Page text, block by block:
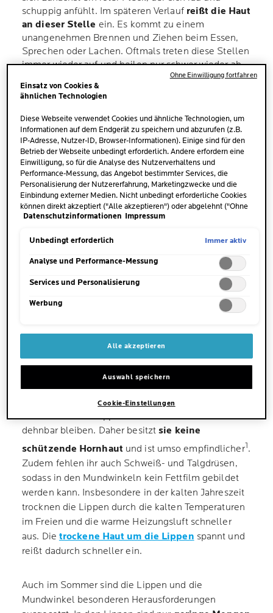
schuppig anfühlt. Im späteren Verlauf reißt die Haut
an dieser Stelle ein. Es kommt zu einem
unangenehmen Brennen und Ziehen beim Essen,
Sprechen oder Lachen. Oftmals treten diese Stellen
immer wieder auf und heilen nur schwer wieder ab.
Umso wichtiger ist es, dass du dieses Hautanliegen
schnell in den Griff bekommst.
DAS IST DIE URSACHE FÜR
EINGERISSENE
MUNDWINKEL
dünn und sensibel. Daher ist sie auch anfällig für
Störungen. Eingerissene Mundwinkel können viele
Ursachen haben. Sie treten sowohl als Folge einer
Grunderkrankung auf oder sind jahreszeitlich
IM WINTER KOMMT ES OFT ZU
EINGERISSENEN MUNDWINKELN
Die Haut um die Lippen herum muss weich und
dehnbar bleiben. Daher besitztsie keine
schützende Hornhaut und ist umso empfindlicher1.
Zudem fehlen ihr auch Schweiß- und Talgdrüsen,
sodass in den Mundwinkeln kein Fettfilm gebildet
werden kann. Insbesondere in der kalten Jahreszeit
trocknen die Lippen durch die kalten Temperaturen
im Freien und die warme Heizungsluft schneller
aus. Die trockene Haut um die Lippen spannt und
reißt dadurch schneller ein.
Auch im Sommer sind die Lippen und die
Mundwinkel besonderen Herausforderungen
Einsatz von Cookies &
ähnlichen Technologien
Diese Webseite verwendet Cookies und ähnliche Technologien, um
Informationen auf dem Endgerät zu speichern und abzurufen (z.B.
IP-Adresse, Nutzer-ID, Browser-Informationen). Einige sind für den
Betrieb der Webseite unbedingt erforderlich. Andere erfordern eine
Einwilligung, so für die Analyse des Nutzerverhaltens und
Performance-Messung, das Angebot bestimmter Services, die
Personalisierung der Nutzererfahrung, Marketingzwecke und die
Einbindung externer Medien. Nicht unbedingt erforderliche Cookies
können direkt akzeptiert ("Alle akzeptieren") oder abgelehnt ("Ohne
Einwilligung fortfahren") werden. Individuelle Anpassungen der
speichern"). Die Auswahl kann jederzeit unter dem Link "Cookie-
unsere Datenschutzinformationen.
Datenschutzinformationen Impressum
Unbedingt erforderlich Immer aktiv
Analyse und Performance-Messung
Services und Personalisierung
Werbung
Alle akzeptieren
Auswahl speichern
Cookie-Einstellungen
Ohne Einwilligung fortfahren